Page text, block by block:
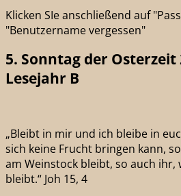
Klicken SIe anschließend auf
"Benutzername vergessen"
5. Sonntag der Osterzeit
Lesejahr B
„Bleibt in mir und ich bleibe in
sich keine Frucht bringen kann,
am Weinstock bleibt, so auch
bleibt.“ Joh 15, 4